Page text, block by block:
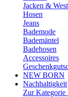
Jacken &
Hosen
Jeans
Bademode
Bademäntel
Badehosen
Accessoires
NEW BORN
Nachhaltigkeit
Zur Kategorie